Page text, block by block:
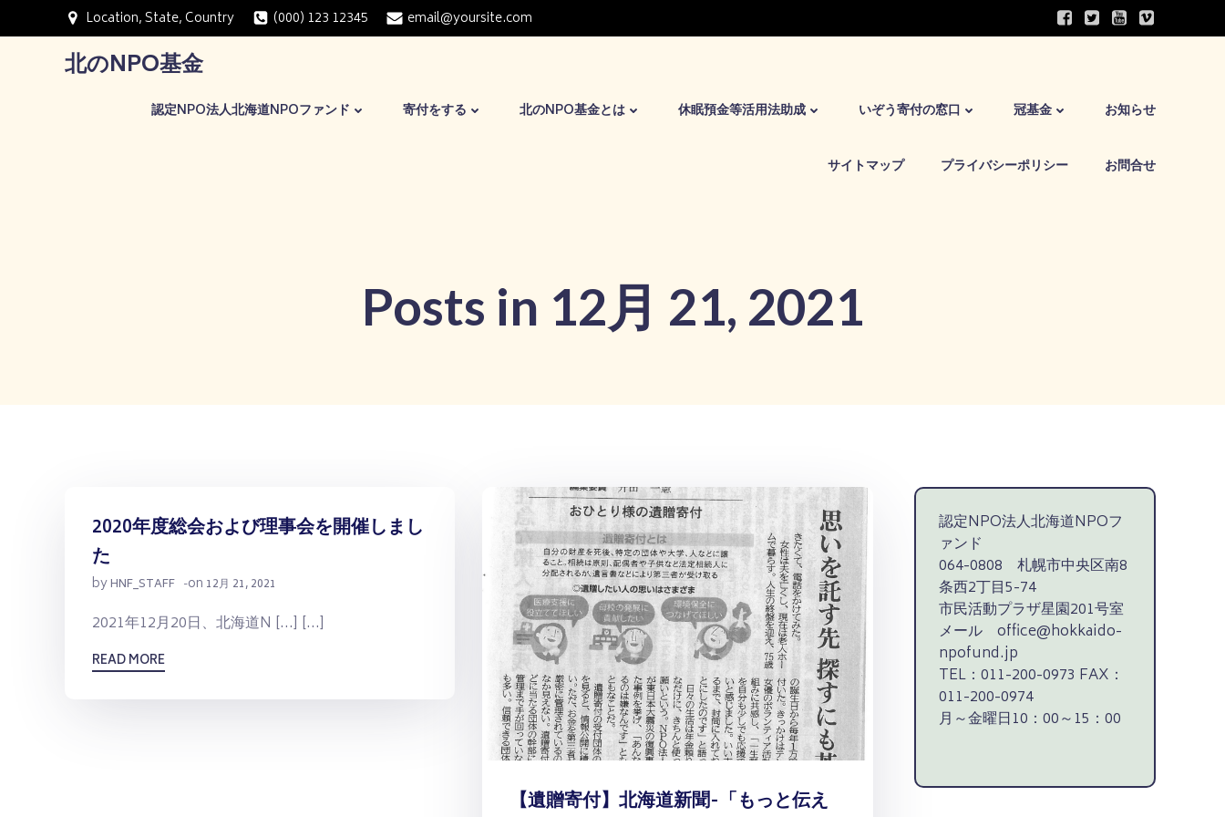
ン
Location, State, Country (000) 123 12345 email@yoursite.com
北のNPO基金
認定NPO法人北海道NPOファンド 寄付をする 北のNPO基金とは 休眠預金等活用法助成 いぞう寄付の窓口 冠基金 お知らせ
サイトマップ プライバシーポリシー お問合せ
Posts in 12月 21, 2021
2020年度総会および理事会を開催しまし
た
byHNF_STAFF -on 12月 21, 2021
2021年12月20日、北海道N […] […]
READ MORE
【遺贈寄付】北海道新聞-「もっと伝え
認定NPO法人北海道NPOフ
ァンド
064-0808 札幌市中央区南8
条西2丁目5-74
市民活動プラザ星園201号室
メール office@hokkaido-
npofund.jp
TEL：011-200-0973 FAX：
011-200-0974
月～金曜日10：00～15：00